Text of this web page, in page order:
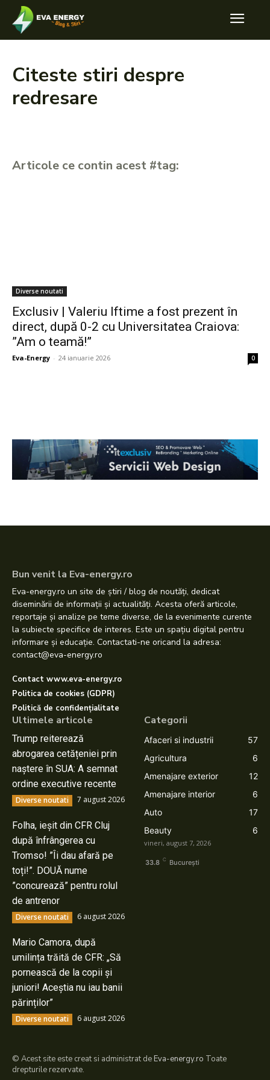
Citeste stiri despre
redresare
Articole ce contin acest #tag:
Diverse noutati
Exclusiv | Valeriu Iftime a fost prezent în
direct, după 0-2 cu Universitatea Craiova:
”Am o teamă!”
Eva-Energy - 24 ianuarie 2026 0
Bun venit la Eva-energy.ro
Eva-energy.ro un site de știri / blog de noutăți, dedicat
diseminării de informații și actualități. Acesta oferă articole,
reportaje și analize pe teme diverse, de la evenimente curente
la subiecte specifice de interes. Este un spațiu digital pentru
informare și educație. Contactati-ne oricand la adresa:
contact@eva-energy.ro
Contact www.eva-energy.ro
Politica de cookies (GDPR)
Politică de confidențialitate
Ultimele articole
Trump reiterează
abrogarea cetățeniei prin
naștere în SUA: A semnat
ordine executive recente
Diverse noutati 7 august 2026
Folha, ieșit din CFR Cluj
după înfrângerea cu
Tromso! ”Îi dau afară pe
toți!”. DOUĂ nume
”concurează” pentru rolul
de antrenor
Diverse noutati 6 august 2026
Mario Camora, după
umilința trăită de CFR: „Să
pornească de la copii și
juniori! Aceștia nu iau banii
părinților”
Diverse noutati 6 august 2026
Categorii
Afaceri si industrii
57
Agricultura
6
Amenajare exterior
12
Amenajare interior
6
Auto
17
Beauty
6
vineri, august 7, 2026
33.8 C București
© Acest site este creat si administrat deEva-energy.ro Toate
drepturile rezervate.